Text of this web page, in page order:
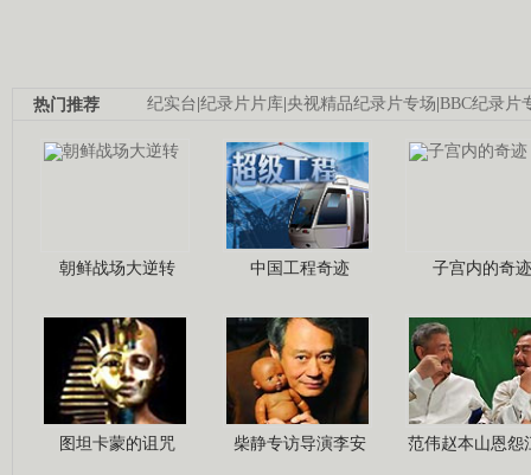
纪实台|纪录片片库|央视精品纪录片专场|BBC纪录片
热门推荐
朝鲜战场大逆转 中国工程奇迹 子宫内的奇迹
图坦卡蒙的诅咒 柴静专访导演李安 范伟赵本山恩怨